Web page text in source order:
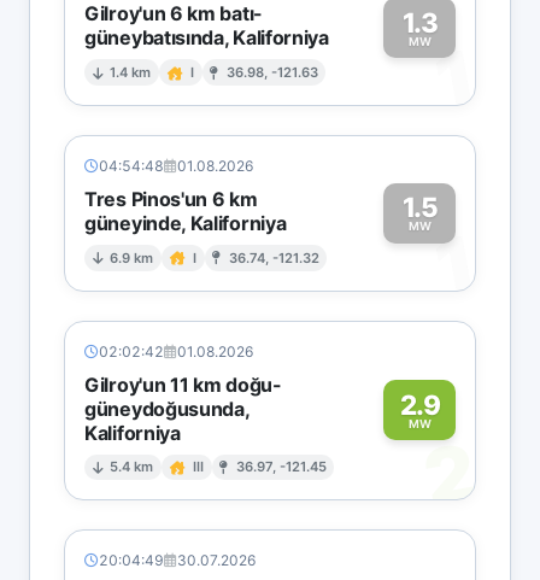
Gilroy'un 6 km batı-
güneybatısında, Kaliforniya
1.4 km I 36.98, -121.63
1.3
MW1
04:54:48 01.08.2026
Tres Pinos'un 6 km
güneyinde, Kaliforniya
6.9 km I 36.74, -121.32
1.5
MW1
02:02:42 01.08.2026
Gilroy'un 11 km doğu-
güneydoğusunda,
Kaliforniya
5.4 km III 36.97, -121.45
2.9
MW
2
20:04:49 30.07.2026